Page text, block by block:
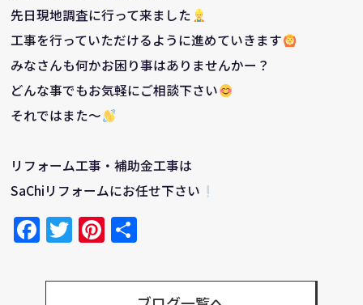
先日現地調査に行って来ました
工事を行っていただけるように進めていきます
みなさんも何かお困り事はありませんかー？
どんな事でもお気軽にご相談下さい
それではまた～
リフォーム工事・補助金工事は
SaChiリフォームにお任せ下さい
Facebook
TwitterPinterest